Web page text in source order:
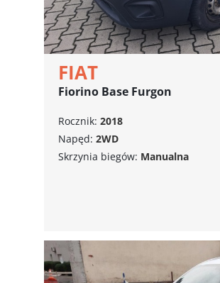
FIAT
Fiorino Base Furgon
Rocznik: 2018
Napęd: 2WD
Skrzynia biegów: Manualna